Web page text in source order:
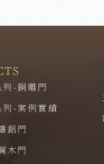
-銅雕門
列-案例實績
鋁門
木門